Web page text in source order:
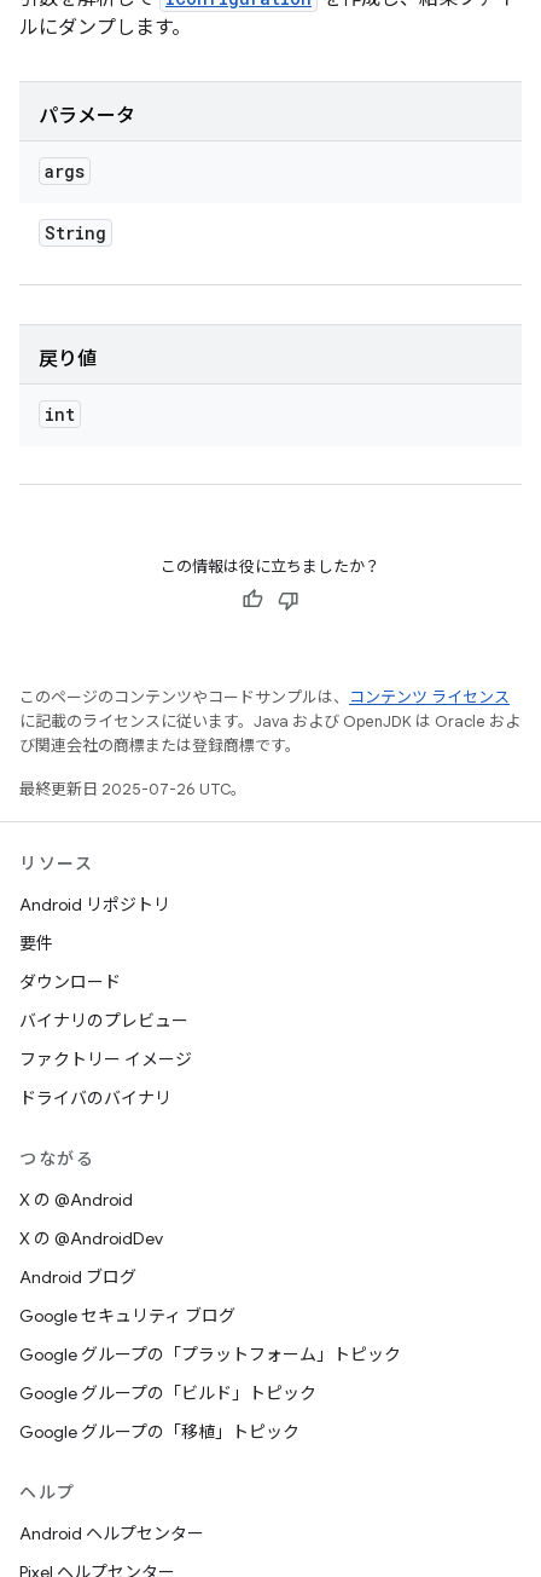
ルにダンプします。
パラメータ
args
String
戻り値
int
この情報は役に立ちましたか？
このページのコンテンツやコードサンプルは、
コンテンツ ライセンス
に記載のライセンスに従います。Java および OpenJDK は Oracle およ
び関連会社の商標または登録商標です。
最終更新日 2025-07-26 UTC。
リソース
Android リポジトリ
要件
ダウンロード
バイナリのプレビュー
ファクトリー イメージ
ドライバのバイナリ
つながる
X の @Android
X の @AndroidDev
Android ブログ
Google セキュリティ ブログ
Google グループの「プラットフォーム」トピック
Google グループの「ビルド」トピック
Google グループの「移植」トピック
ヘルプ
Android ヘルプセンター
Pixel ヘルプセンター